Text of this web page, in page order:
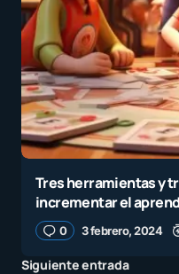
Tres herramientas y
incrementar el
0 3 febrero, 2024
Siguiente entrada